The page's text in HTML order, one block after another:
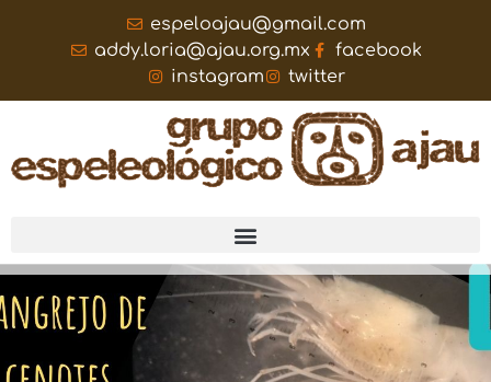
espeloajau@gmail.com
addy.loria@ajau.org.mx
facebook
instagram
twitter